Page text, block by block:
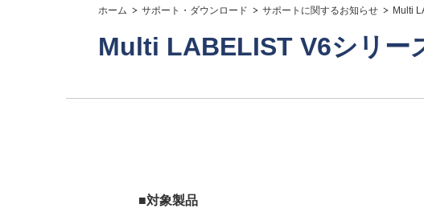
ホーム サポート・ダウンロード サポートに関するお知らせ Multi
Multi LABELIST V6シリ
■対象製品